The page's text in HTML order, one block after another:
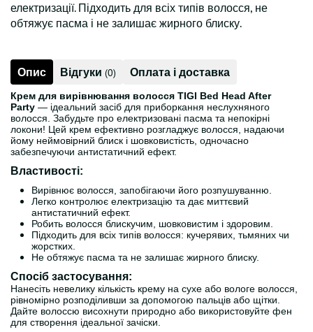
електризації. Підходить для всіх типів волосся, не
обтяжує пасма і не залишає жирного блиску.
Опис Відгуки (0) Оплата і доставка
Крем для вирівнювання волосся TIGI Bed Head After
Party — ідеальний засіб для приборкання неслухняного
волосся. Забудьте про електризовані пасма та непокірні
локони! Цей крем ефективно розгладжує волосся, надаючи
йому неймовірний блиск і шовковистість, одночасно
забезпечуючи антистатичний ефект.
Властивості:
Вирівнює волосся, запобігаючи його розпушуванню.
Легко контролює електризацію та дає миттєвий
антистатичний ефект.
Робить волосся блискучим, шовковистим і здоровим.
Підходить для всіх типів волосся: кучерявих, тьмяних чи
жорстких.
Не обтяжує пасма та не залишає жирного блиску.
Спосіб застосування:
Нанесіть невелику кількість крему на сухе або вологе волосся,
рівномірно розподіливши за допомогою пальців або щітки.
Дайте волоссю висохнути природно або використовуйте фен
для створення ідеальної зачіски.